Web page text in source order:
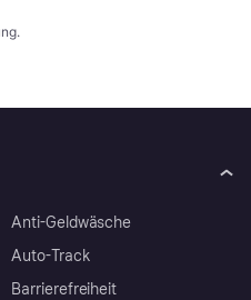
Anti-Geldwäsche
Auto-Track
Barrierefreiheit